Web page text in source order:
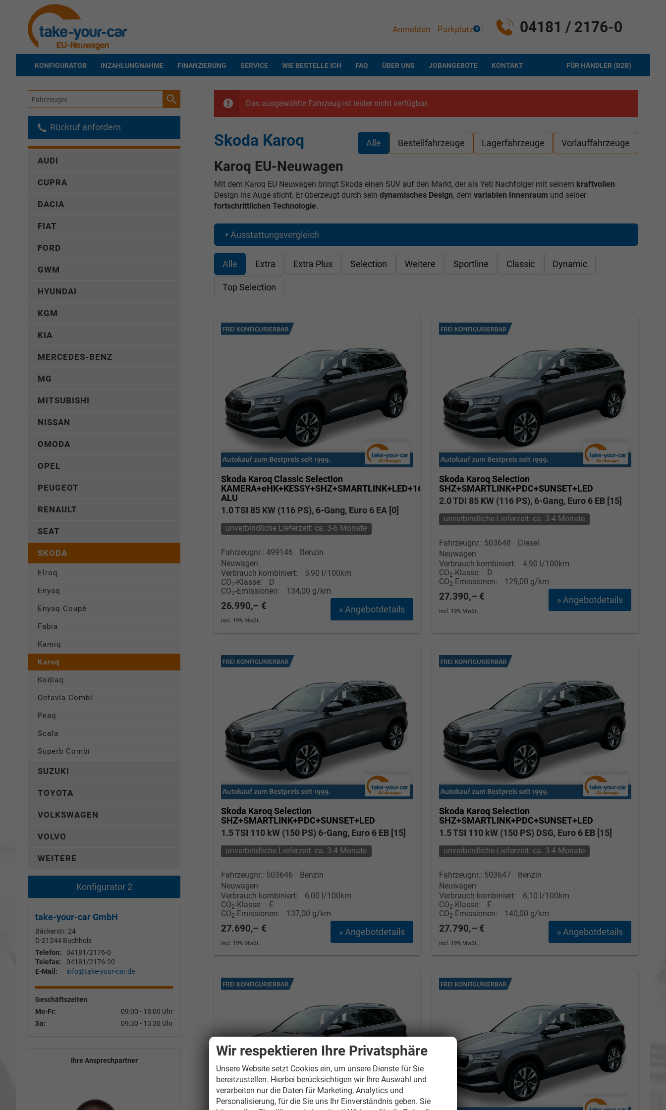
04181 / 2176-0
Anmelden Parkplatz 0
KONFIGURATOR INZAHLUNGNAHME FINANZIERUNG SERVICE WIE BESTELLE ICH FAQ ÜBER UNS JOBANGEBOTE FÜR HÄNDLER (B2B)
KONTAKT
Das ausgewählte Fahrzeug ist leider nicht verfügbar.
Alle Bestellfahrzeuge Lagerfahrzeuge Vorlauffahrzeuge
Skoda Karoq
Karoq EU-Neuwagen
Mit dem Karoq EU Neuwagen bringt Skoda einen SUV auf den Markt, der als Yeti Nachfolger mit seinem kraftvollen
Design ins Auge sticht. Er überzeugt durch sein dynamisches Design, dem variablen Innenraum und seiner
fortschrittlichen Technologie.
Ausstattungsvergleich
Alle Extra Extra Plus Selection Weitere Sportline Classic Dynamic
Top Selection
Skoda Karoq Classic Selection
KAMERA+eHK+KESSY+SHZ+SMARTLINK+LED+16"
ALU
1.0 TSI 85 KW (116 PS), 6-Gang, Euro 6 EA [0]
unverbindliche Lieferzeit: ca. 3-6 Monate
Fahrzeugnr.: 499146
Benzin
Neuwagen
Verbrauch kombiniert:
5,90 l/100km
CO2-Klasse:
D
CO2-Emissionen: 134,00 g/km
» Angebotdetails
26.990,– €
incl. 19% MwSt.
Skoda Karoq Selection
SHZ+SMARTLINK+PDC+SUNSET+LED
2.0 TDI 85 KW (116 PS), 6-Gang, Euro 6 EB [15]
unverbindliche Lieferzeit: ca. 3-4 Monate
Fahrzeugnr.: 503648
Diesel
Neuwagen
Verbrauch kombiniert:
4,90 l/100km
CO2-Klasse:
D
CO2-Emissionen: 129,00 g/km
» Angebotdetails
27.390,– €
incl. 19% MwSt.
Skoda Karoq Selection
SHZ+SMARTLINK+PDC+SUNSET+LED
1.5 TSI 110 kW (150 PS) 6-Gang, Euro 6 EB [15]
unverbindliche Lieferzeit: ca. 3-4 Monate
Fahrzeugnr.: 503646
Benzin
Neuwagen
Verbrauch kombiniert:
6,00 l/100km
CO2-Klasse:
E
CO2-Emissionen: 137,00 g/km
» Angebotdetails
27.690,– €
incl. 19% MwSt.
Skoda Karoq Selection
SHZ+SMARTLINK+PDC+SUNSET+LED
1.5 TSI 110 kW (150 PS) DSG, Euro 6 EB [15]
unverbindliche Lieferzeit: ca. 3-4 Monate
Fahrzeugnr.: 503647
Benzin
Neuwagen
Verbrauch kombiniert:
6,10 l/100km
CO2-Klasse:
E
CO2-Emissionen: 140,00 g/km
» Angebotdetails
27.790,– €
incl. 19% MwSt.
Fahrzeugnr.
Rückruf anfordern
AUDI
CUPRA
DACIA
FIAT
FORD
GWM
HYUNDAI
KGM
KIA
MERCEDES-BENZ
MG
MITSUBISHI
NISSAN
OMODA
OPEL
PEUGEOT
RENAULT
SEAT
SKODA
Elroq
Enyaq
Enyaq Coupé
Fabia
Kamiq
Karoq
Kodiaq
Octavia Combi
Peaq
Scala
Superb Combi
SUZUKI
TOYOTA
VOLKSWAGEN
VOLVO
WEITERE
Konfigurator 2
take-your-car GmbH
Bäckerstr. 24
D-21244 Buchholz
Telefon:
04181/2176-0
Telefax:
04181/2176-20
E-Mail:
info@take-your-car.de
Geschäftszeiten
Mo-Fr:
09:00 - 18:00 Uhr
Sa:
09:30 - 13:30 Uhr
Ihre Ansprechpartner
Wir respektieren Ihre Privatsphäre
Unsere Website setzt Cookies ein, um unsere Dienste für Sie
bereitzustellen. Hierbei berücksichtigen wir Ihre Auswahl und
verarbeiten nur die Daten für Marketing, Analytics und
Personalisierung, für die Sie uns Ihr Einverständnis geben. Sie